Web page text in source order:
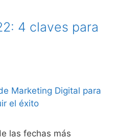
4 claves para
las fechas más